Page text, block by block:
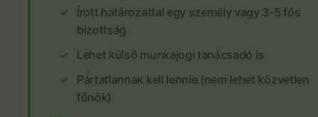
Írott határozattal egy személy vagy 3-5 fős
bizottság
Lehet külső munkajogi tanácsadó is
Pártatlannak kell lennie (nem lehet közvetlen
főnök)